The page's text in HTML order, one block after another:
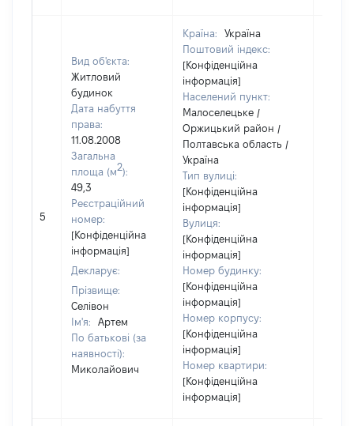
5
Вид об'єкта:
Житловий
будинок
Дата набуття
права:
11.08.2008
Загальна
площа (м2):
49,3
Реєстраційний
номер:
[Конфіденційна
інформація]
Декларує:
Прізвище:
Селівон
Ім'я:
Артем
По батькові (за
наявності):
Миколайович
Країна:
Україна
Поштовий індекс:
[Конфіденційна
інформація]
Населений пункт:
Малоселецьке /
Оржицький район /
Полтавська область /
Україна
Тип вулиці:
[Конфіденційна
інформація]
Вулиця:
[Конфіденційна
інформація]
Номер будинку:
[Конфіденційна
інформація]
Номер корпусу:
[Конфіденційна
інформація]
Номер квартири:
[Конфіденційна
інформація]